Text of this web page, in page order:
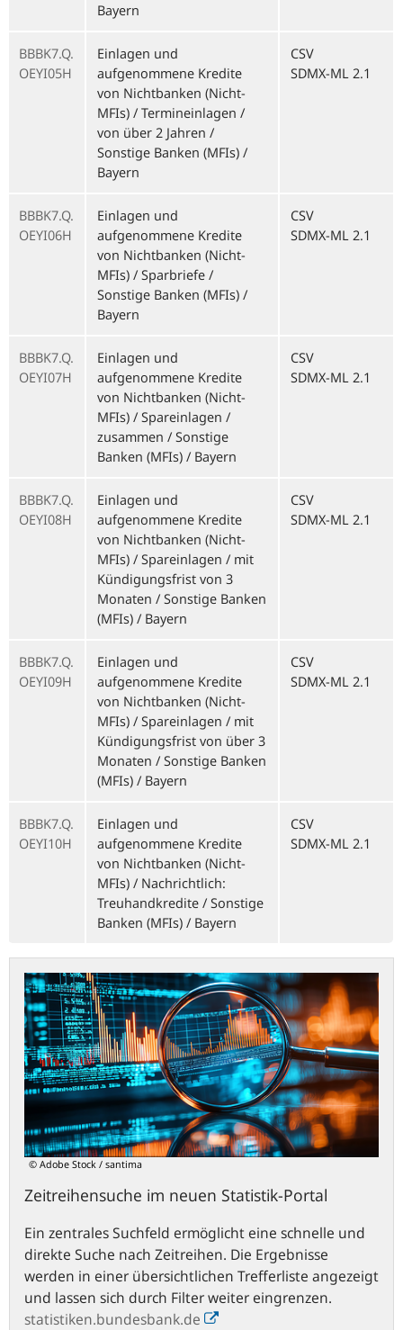
Bayern
BBBK7.Q.
OEYI05H
Einlagen und
aufgenommene Kredite
von Nichtbanken (Nicht-
MFIs) / Termineinlagen /
von über 2 Jahren /
Sonstige Banken (MFIs) /
Bayern
CSV
SDMX-ML 2.1
BBBK7.Q.
OEYI06H
Einlagen und
aufgenommene Kredite
von Nichtbanken (Nicht-
MFIs) / Sparbriefe /
Sonstige Banken (MFIs) /
Bayern
CSV
SDMX-ML 2.1
BBBK7.Q.
OEYI07H
Einlagen und
aufgenommene Kredite
von Nichtbanken (Nicht-
MFIs) / Spareinlagen /
zusammen / Sonstige
Banken (MFIs) / Bayern
CSV
SDMX-ML 2.1
BBBK7.Q.
OEYI08H
Einlagen und
aufgenommene Kredite
von Nichtbanken (Nicht-
MFIs) / Spareinlagen / mit
Kündigungsfrist von 3
Monaten / Sonstige Banken
(MFIs) / Bayern
CSV
SDMX-ML 2.1
BBBK7.Q.
OEYI09H
Einlagen und
aufgenommene Kredite
von Nichtbanken (Nicht-
MFIs) / Spareinlagen / mit
Kündigungsfrist von über 3
Monaten / Sonstige Banken
(MFIs) / Bayern
CSV
SDMX-ML 2.1
BBBK7.Q.
OEYI10H
Einlagen und
aufgenommene Kredite
von Nichtbanken (Nicht-
MFIs) / Nachrichtlich:
Treuhandkredite / Sonstige
Banken (MFIs) / Bayern
CSV
SDMX-ML 2.1
© Adobe Stock / santima
Zeitreihensuche im neuen Statistik-Portal
Ein zentrales Suchfeld ermöglicht eine schnelle und
direkte Suche nach Zeitreihen. Die Ergebnisse
werden in einer übersichtlichen Trefferliste angezeigt
und lassen sich durch Filter weiter eingrenzen.
statistiken.bundesbank.de
statistiken.bundesbank.de